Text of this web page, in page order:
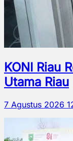
KONI Riau
Utama Riau
7 Agustus 2026